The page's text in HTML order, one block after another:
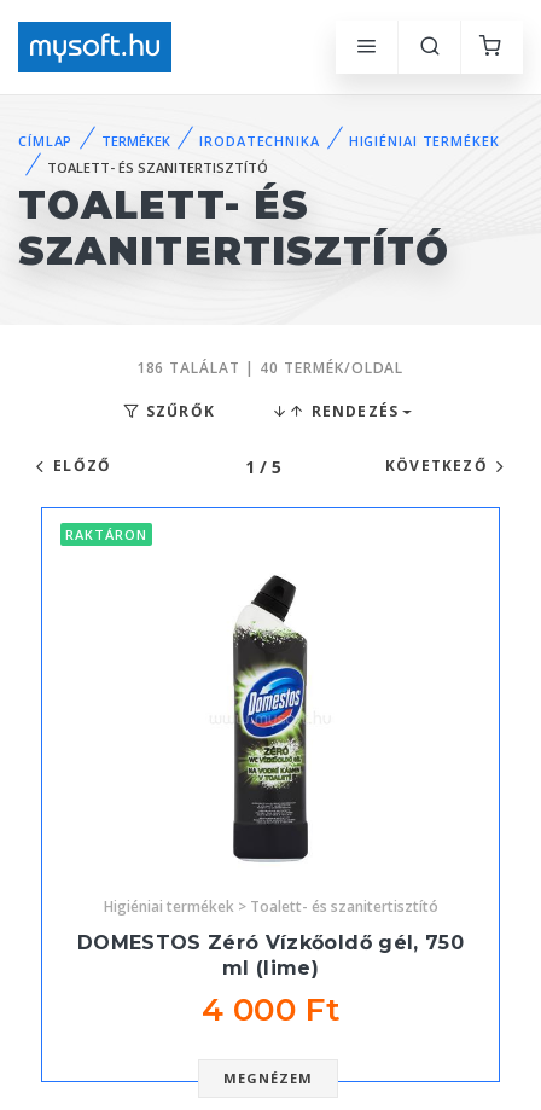
CÍMLAP TERMÉKEK IRODATECHNIKA
HIGIÉNIAI TERMÉKEK
TOALETT- ÉS SZANITERTISZTÍTÓ
TOALETT- ÉS
SZANITERTISZTÍTÓ
186 TALÁLAT | 40 TERMÉK/OLDAL
SZŰRŐK RENDEZÉS
ELŐZŐ 1 / 5 KÖVETKEZŐ
RAKTÁRON
Higiéniai termékek > Toalett- és szanitertisztító
DOMESTOS Zéró Vízkőoldő gél, 750
ml (lime)
4 000 Ft
MEGNÉZEM